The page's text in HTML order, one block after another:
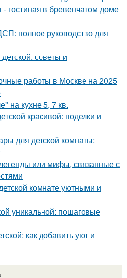
- гостиная в бревенчатом доме
полное руководство для
советы и
работы в Москве на 2025
на кухне 5, 7 кв.
красивой: поделки и
для детской комнаты:
или мифы, связанные с
комнате уютными и
уникальной: пошаговые
как добавить уют и